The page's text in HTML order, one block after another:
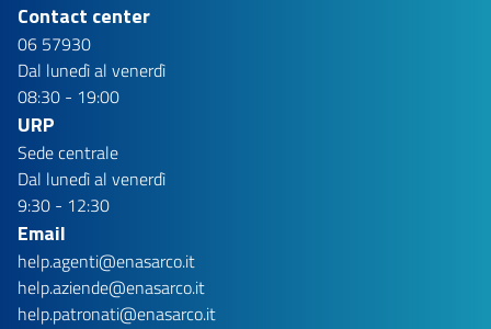
Contact center
06 57930
Dal lunedì al venerdì
08:30 - 19:00
URP
Sede centrale
Dal lunedì al venerdì
9:30 - 12:30
Email
help.agenti@enasarco.it
help.aziende@enasarco.it
help.patronati@enasarco.it